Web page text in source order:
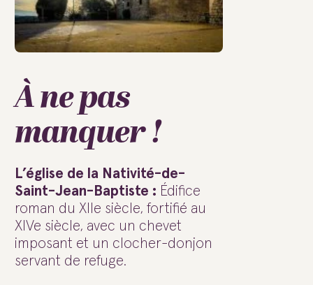
À ne pas
manquer !
L’église de la Nativité-de-
Saint-Jean-Baptiste : Édifice
roman du XIIe siècle, fortifié au
XIVe siècle, avec un chevet
imposant et un clocher-donjon
servant de refuge.